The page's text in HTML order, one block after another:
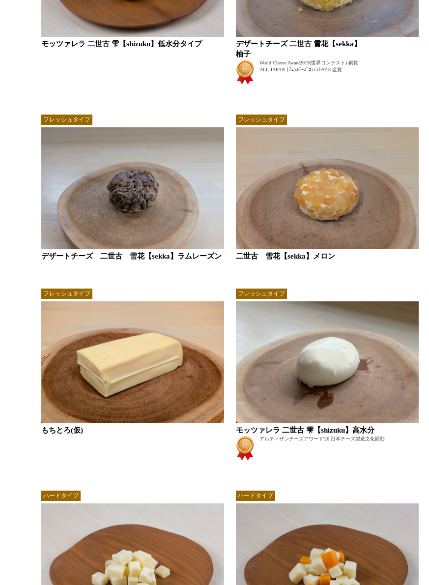
モッツァレラ 二世古 雫【shizuku】低水分タイプ
デザートチーズ 二世古 雪花【sekka】
柚子
World Cheese Award2019(世界コンテスト) 銅賞
ALL JAPAN ﾅﾁｭﾗﾙﾁｰｽﾞｺﾝﾃｽﾄ2018 金賞
フレッシュタイプ
デザートチーズ 二世古 雪花【sekka】ラムレーズン
フレッシュタイプ
二世古 雪花【sekka】メロン
フレッシュタイプ
もちとろ(仮)
フレッシュタイプ
モッツァレラ 二世古 雫【shizuku】高水分
アルティザンチーズアワード'26 日本チーズ製造文化顕彰
ハードタイプ ハードタイプ